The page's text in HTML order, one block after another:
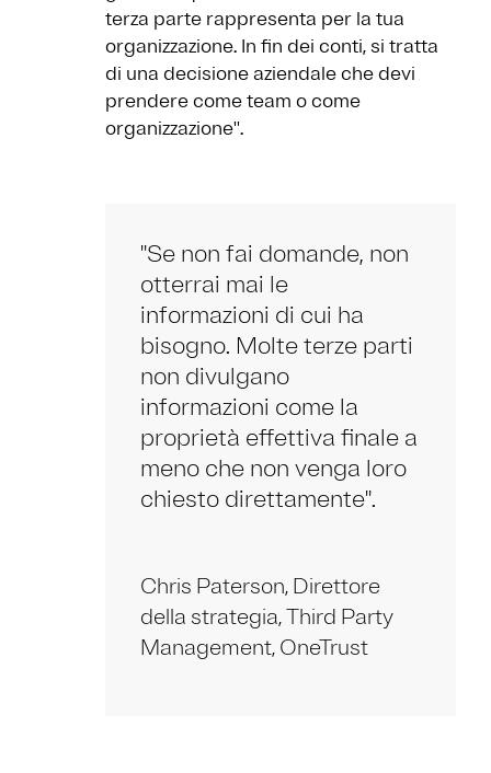
terza parte rappresenta per la tua
organizzazione. In fin dei conti, si tratta
di una decisione aziendale che devi
prendere come team o come
organizzazione''.
''Se non fai domande, non
otterrai mai le
informazioni di cui ha
bisogno. Molte terze parti
non divulgano
informazioni come la
proprietà effettiva finale a
meno che non venga loro
chiesto direttamente''.
Chris Paterson, Direttore
della strategia, Third Party
Management, OneTrust